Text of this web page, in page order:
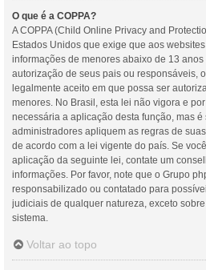
O que é a COPPA?
A COPPA (Child Online Privacy and
Estados Unidos que exige que aos
informações de menores abaixo de 13
autorização de seus pais ou responsáveis,
legalmente aceito em que possa ser
menores. No Brasil, esta lei não vigora e
necessária a aplicação desta função, mas
administradores apliquem as regras de
de acordo com a lei vigente do país. Se
aplicação da seguinte lei, contate um
informações. Por favor, note que o Grupo
responsabilizado ou contatado para
judiciais de qualquer natureza, exceto
sistema.
Voltar ao topo